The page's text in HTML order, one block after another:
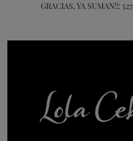
GRACIAS, YA SUMAN!!: